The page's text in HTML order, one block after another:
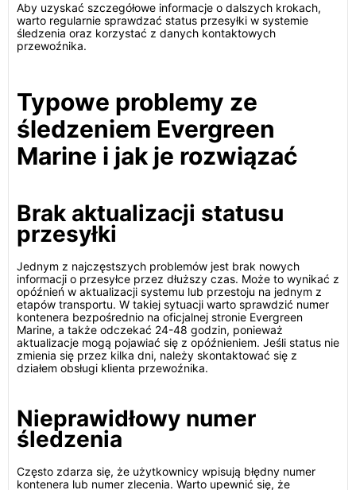
Aby uzyskać szczegółowe informacje o dalszych krokach,
warto regularnie sprawdzać status przesyłki w systemie
śledzenia oraz korzystać z danych kontaktowych
przewoźnika.
Typowe problemy ze
śledzeniem Evergreen
Marine i jak je rozwiązać
Brak aktualizacji statusu
przesyłki
Jednym z najczęstszych problemów jest brak nowych
informacji o przesyłce przez dłuższy czas. Może to wynikać z
opóźnień w aktualizacji systemu lub przestoju na jednym z
etapów transportu. W takiej sytuacji warto sprawdzić numer
kontenera bezpośrednio na oficjalnej stronie Evergreen
Marine, a także odczekać 24-48 godzin, ponieważ
aktualizacje mogą pojawiać się z opóźnieniem. Jeśli status nie
zmienia się przez kilka dni, należy skontaktować się z
działem obsługi klienta przewoźnika.
Nieprawidłowy numer
śledzenia
Często zdarza się, że użytkownicy wpisują błędny numer
kontenera lub numer zlecenia. Warto upewnić się, że